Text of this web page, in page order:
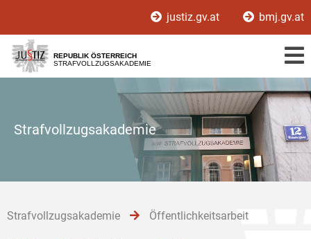
[1]
[2]
[3]
justiz.gv.at bmj.gv.at
REPUBLIK ÖSTERREICH
STRAFVOLLZUGSAKADEMIE
Strafvollzugsakademie
Strafvollzugsakademie Öffentlichkeitsarbeit